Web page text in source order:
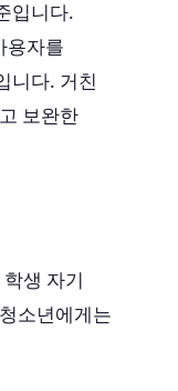
입니다.
용자를
니다. 거친
보완한
생 자기
소년에게는